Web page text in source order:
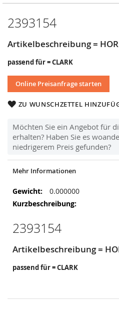
2393154
Artikelbeschreibung =
passend für = CLARK
Online Preisanfrage starten
ZU WUNSCHZETTEL
Möchten Sie ein Angebot für
erhalten? Haben Sie es
niedrigerem Preis gefunden?
Anfang
Bildergalerie
Mehr Informationen
Mehr
Informationen
0.000000
2393154
Artikelbeschreibung =
passend für = CLARK